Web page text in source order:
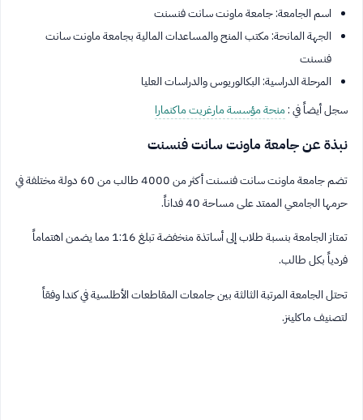
اسم الجامعة: جامعة ماونت سانت فنسنت
الجهة المانحة: مكتب المنح والمساعدات المالية بجامعة ماونت سانت
فنسنت
المرحلة الدراسية: البكالوريوس والدراسات العليا
سجل أيضاً في :منحة مؤسسة مارغريت ماكنمارا
نبذة عن جامعة ماونت سانت فنسنت
تضم جامعة ماونت سانت فنسنت أكثر من 4000 طالب من 60 دولة مختلفة في
حرمها الجامعي الممتد على مساحة 40 فداناً.
تمتاز الجامعة بنسبة طلاب إلى أساتذة منخفضة تبلغ 1:16 مما يضمن اهتماماً
فردياً بكل طالب.
تحتل الجامعة المرتبة الثالثة بين جامعات المقاطعات الأطلسية في كندا وفقاً
لتصنيف ماكلينز.